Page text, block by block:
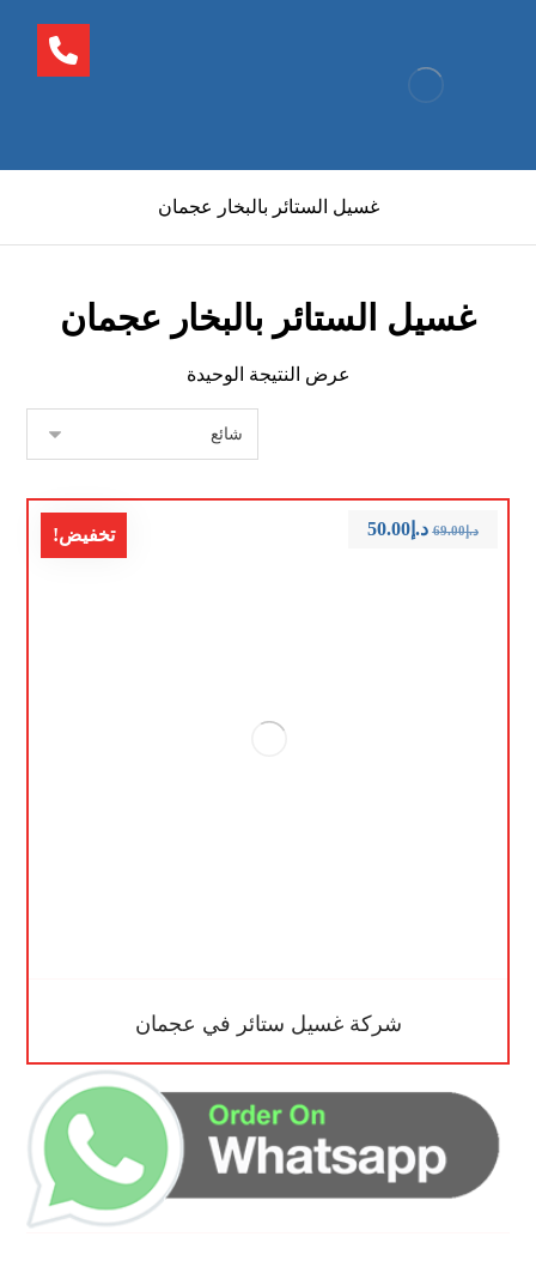
غسيل الستائر بالبخار عجمان
غسيل الستائر بالبخار عجمان
عرض النتيجة الوحيدة
تخفيض!
شركة غسيل ستائر في عجمان
د.إ69.00 د.إ50.00